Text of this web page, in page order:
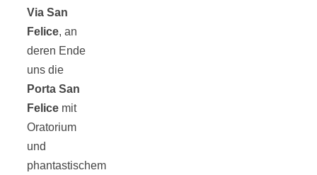
Via San
Felice, an
deren Ende
uns die
Porta San
Felice mit
Oratorium
und
phantastischem